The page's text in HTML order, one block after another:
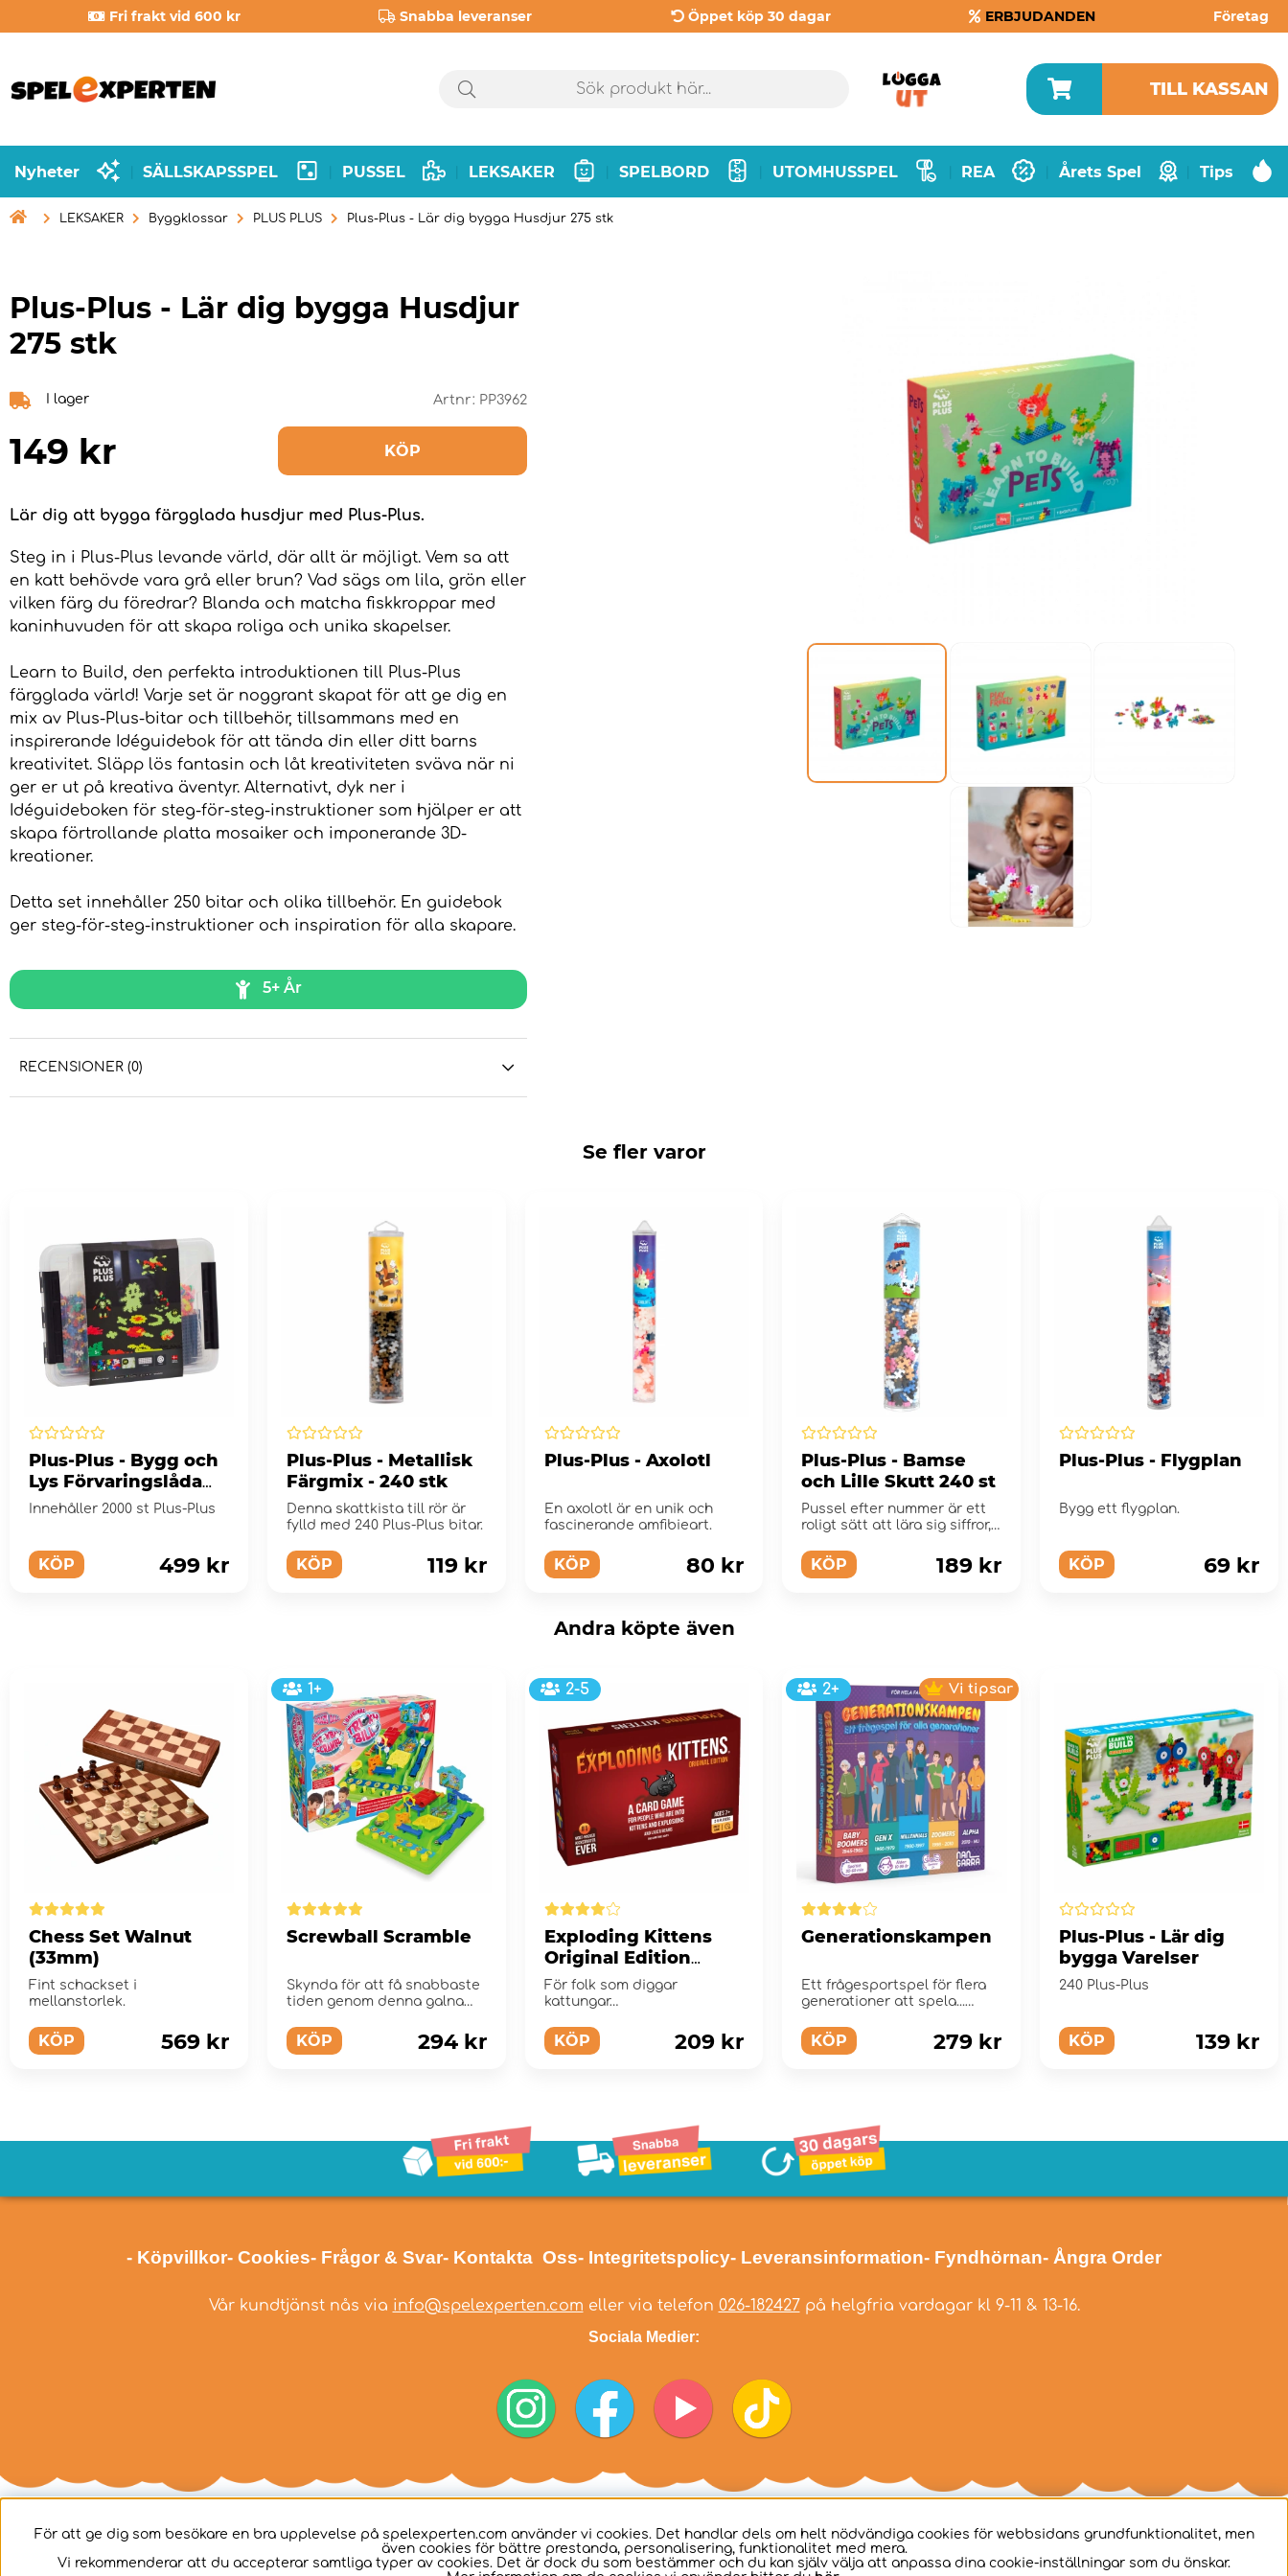
Fri frakt vid 600 kr Snabba leveranser Öppet köp 30 dagar ERBJUDANDEN Företag
TILL KASSAN
Nyheter SÄLLSKAPSSPEL PUSSEL LEKSAKER SPELBORD UTOMHUSSPEL REA Årets Spel Tips
 LEKSAKER Byggklossar PLUS PLUS Plus-Plus - Lär dig bygga Husdjur 275 stk
Plus-Plus - Lär dig bygga Husdjur
275 stk
I lager Artnr: PP3962
149 kr KÖP
Lär dig att bygga färgglada husdjur med Plus-Plus.
Steg in i Plus-Plus levande värld, där allt är möjligt. Vem sa att
en katt behövde vara grå eller brun? Vad sägs om lila, grön eller
vilken färg du föredrar? Blanda och matcha fiskkroppar med
kaninhuvuden för att skapa roliga och unika skapelser.
Learn to Build, den perfekta introduktionen till Plus-Plus
färgglada värld! Varje set är noggrant skapat för att ge dig en
mix av Plus-Plus-bitar och tillbehör, tillsammans med en
inspirerande Idéguidebok för att tända din eller ditt barns
kreativitet. Släpp lös fantasin och låt kreativiteten sväva när ni
ger er ut på kreativa äventyr. Alternativt, dyk ner i
Idéguideboken för steg-för-steg-instruktioner som hjälper er att
skapa förtrollande platta mosaiker och imponerande 3D-
kreationer.
Detta set innehåller 250 bitar och olika tillbehör. En guidebok
ger steg-för-steg-instruktioner och inspiration för alla skapare.
5+ År
RECENSIONER (0)
Se fler varor
Plus-Plus - Bygg och
Lys Förvaringslåda
2000 stk
Innehåller 2000 st Plus-Plus
KÖP 499 kr
Plus-Plus - Metallisk
Färgmix - 240 stk
Denna skattkista till rör är
fylld med 240 Plus-Plus bitar.
KÖP 119 kr
Plus-Plus - Axolotl
En axolotl är en unik och
fascinerande amfibieart.
KÖP 80 kr
Plus-Plus - Bamse
och Lille Skutt 240 st
Pussel efter nummer är ett
roligt sätt att lära sig siffror,
KÖP 189 kr
Plus-Plus - Flygplan
Bygg ett flygplan.
KÖP 69 kr
Andra köpte även
Chess Set Walnut
(33mm)
Fint schackset i
mellanstorlek.
KÖP 569 kr
1+
Screwball Scramble
Skynda för att få snabbaste
tiden genom denna galna
KÖP 294 kr
2-5
Exploding Kittens
Original Edition
(Swe)
För folk som diggar
kattungar…
KÖP 209 kr
2+ Vi tipsar
Generationskampen
Ett frågesportspel för flera
generationer att spela...
KÖP 279 kr
Plus-Plus - Lär dig
bygga Varelser
240 Plus-Plus
KÖP 139 kr
- Köpvillkor- Cookies- Frågor & Svar- Kontakta Oss- Integritetspolicy- Leveransinformation- Fyndhörnan- Ångra Order
Vår kundtjänst nås via info@spelexperten.com eller via telefon 026-182427på helgfria vardagar kl 9-11 & 13-16.
Sociala Medier:
För att ge dig som besökare en bra upplevelse på spelexperten.com använder vi cookies. Det handlar dels om helt nödvändiga cookies för webbsidans grundfunktionalitet, men
även cookies för bättre prestanda, personalisering, funktionalitet med mera.
Vi rekommenderar att du accepterar samtliga typer av cookies. Det är dock du som bestämmer och du kan själv välja att anpassa dina cookie-inställningar som du önskar.